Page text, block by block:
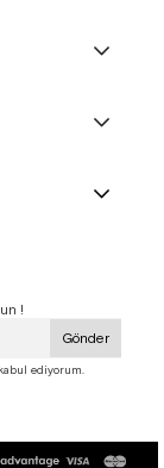
!
Gönder
ediyorum.